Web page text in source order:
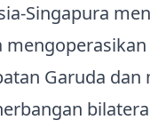
Garuda